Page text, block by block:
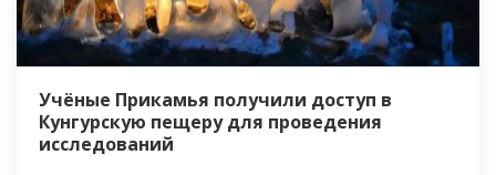
Учёные Прикамья получили доступ в
Кунгурскую пещеру для проведения
исследований